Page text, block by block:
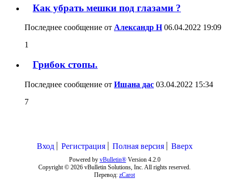
Как убрать мешки под глазами ?
Последнее сообщение от Александр Н06.04.2022 19:09
1
Грибок стопы.
Последнее сообщение от Ишана дас 03.04.2022 15:34
7
Вход Регистрация Полная версия Вверх
Powered by vBulletin®Version 4.2.0
Copyright © 2026 vBulletin Solutions, Inc. All rights reserved.
Перевод: zCarot